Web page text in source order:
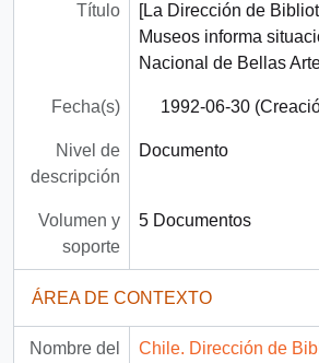
Título
[La Dirección de
Museos informa
Nacional de Bellas
Fecha(s) 1992-06-30
Nivel de
descripción
Documento
Volumen y
soporte
5 Documentos
ÁREA DE CONTEXTO
Nombre del Chile. Dirección de